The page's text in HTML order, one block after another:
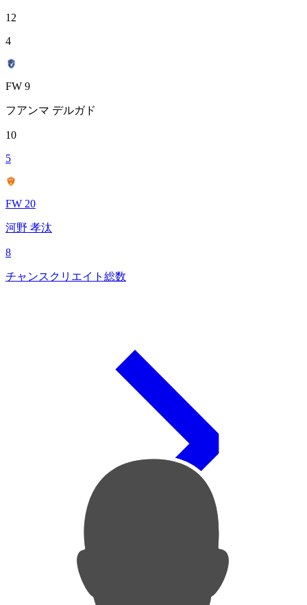
12
4
FW 9
フアンマ デルガド
10
5
FW 20
河野 孝汰
8
チャンスクリエイト総数